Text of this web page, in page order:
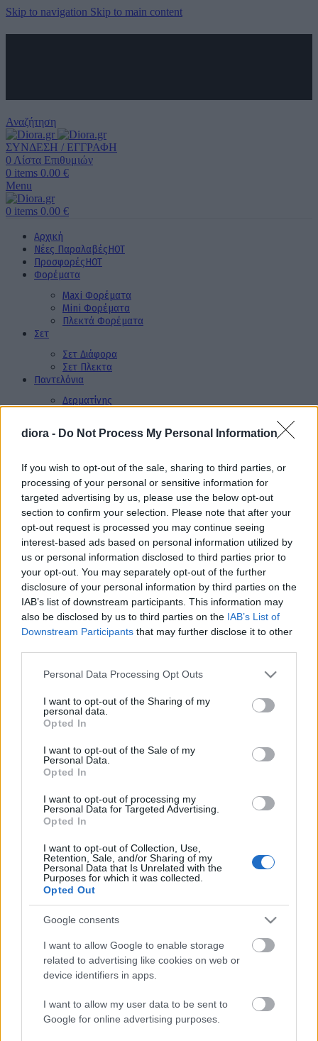
diora - Do Not Process My Personal Information
If you wish to opt-out of the sale, sharing to third parties, or
processing of your personal or sensitive information for
targeted advertising by us, please use the below opt-out
section to confirm your selection. Please note that after your
opt-out request is processed you may continue seeing
interest-based ads based on personal information utilized by
us or personal information disclosed to third parties prior to
your opt-out. You may separately opt-out of the further
disclosure of your personal information by third parties on the
IAB’s list of downstream participants. This information may
also be disclosed by us to third parties on the IAB’s List of
Downstream Participants that may further disclose it to other
Please note that this website/app uses one or more Google
not limited to your visit or usage behaviour. You may click to
grant or deny consent to Google and its third-party tags to
use your data for below specified purposes in below Google
consent section.
Personal Data Processing Opt Outs
I want to opt-out of the Sharing of my
personal data.
Opted In
I want to opt-out of the Sale of my
Personal Data.
Opted In
I want to opt-out of processing my
Personal Data for Targeted Advertising.
Opted In
I want to opt-out of Collection, Use,
Retention, Sale, and/or Sharing of my
Personal Data that Is Unrelated with the
Purposes for which it was collected.
Opted Out
Google consents
I want to allow Google to enable storage
related to advertising like cookies on web or
device identifiers in apps.
I want to allow my user data to be sent to
Google for online advertising purposes.
Skip to navigation Skip to main content
Αναζήτηση
ΣΥΝΔΕΣΗ / ΕΓΓΡΑΦΗ
0 Λίστα Επιθυμιών
0 items 0.00 €
Menu
0 items 0.00 €
Αρχική
Νέες ΠαραλαβέςHOT
ΠροσφορέςHOT
Φορέματα
Maxi Φορέματα
Mini Φορέματα
Πλεκτά Φορέματα
Σετ
Σετ Διάφορα
Σετ Πλεκτα
Παντελόνια
Δερματίνης
Τζιν
Υφασμάτινα
Φούστες
Πουκάμισα
Μπλούζες
Διάφορες Μπλούζες
Μάλλινες Μπλούζες
Πλεκτές Μπλούζες
Φούτερ Μπλούζες
Φορμές
Βελουτέ Φόρμες
Διάφορες Φόρμες
Φούτερ Φορμές
XL Μεγέθη
Πανωφόρια
Κοσμήματα
Δαχτυλίδια
Κολιέ
Σκουλαρίκια
ΔΩΡΕΑΝ ΜΕΤΑΦΟΡΙΚΑ ΑΝΩ ΤΩΝ 60€ ΓΙΑ ΟΛΗ ΤΗΝ
ΕΛΛΑΔΑ
Αρχική σελίδα
Κατάστημα
Προϊόντα με ετικέτα “Χειροποίητο
Επιχρυσωμένο Δαχτυλίδι”
Δεν βρέθηκε κανένα προϊόν που να ταιριάζει με την επιλογή σας.
Τρόποι Πληρωμής
Τρόποι Αποστολής
Πολιτική επιστροφών
Όροι Χρήσης
Επικοινωνία
Επώνυμο